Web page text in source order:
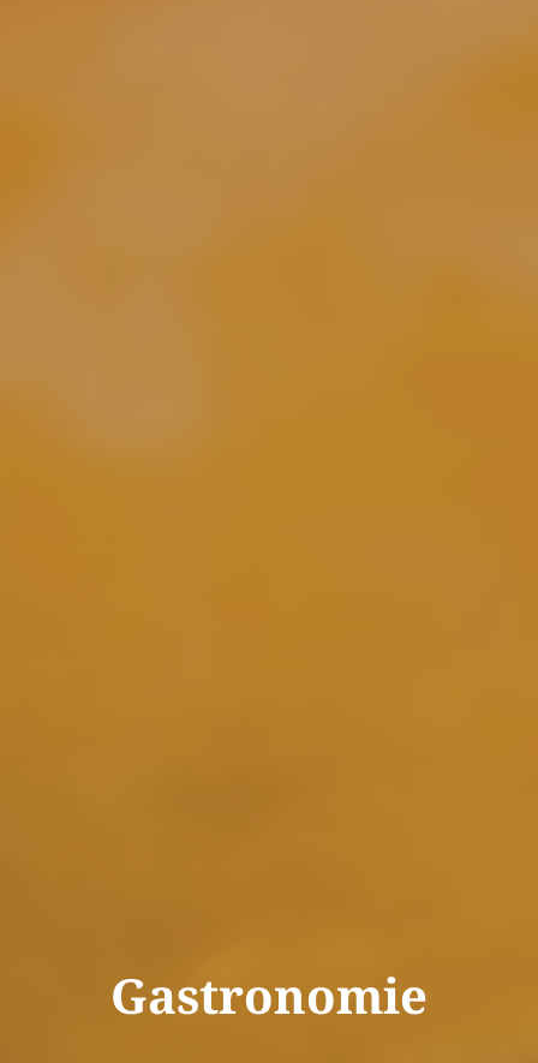
Gastronomie